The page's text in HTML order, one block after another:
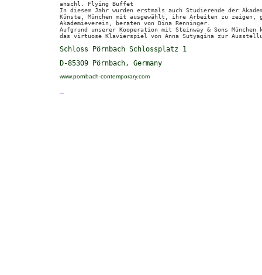
anschl. Flying Buffet
In diesem Jahr wurden erstmals auch Studierende der
Künste, München mit ausgewählt, ihre Arbeiten zu zeigen,
Akademieverein, beraten von Dina Renninger.
Aufgrund unserer Kooperation mit Steinway & Sons München
das virtuose Klavierspiel von Anna Sutyagina zur
Schloss Pörnbach Schlossplatz 1
D-85309 Pörnbach, Germany
www.pornbach-contemporary.com